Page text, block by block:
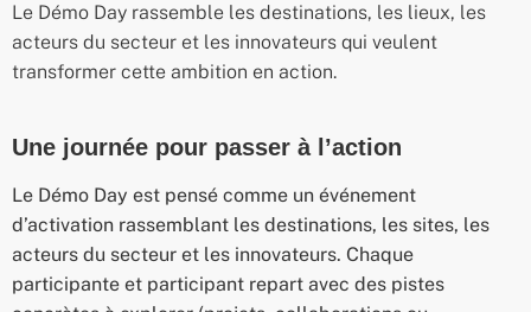
Le Démo Day rassemble les destinations, les lieux, les
acteurs du secteur et les innovateurs qui veulent
transformer cette ambition en action.
Une journée pour passer à l’action
Le Démo Day est pensé comme un événement
d’activation rassemblant les destinations, les sites, les
acteurs du secteur et les innovateurs. Chaque
participante et participant repart avec des pistes